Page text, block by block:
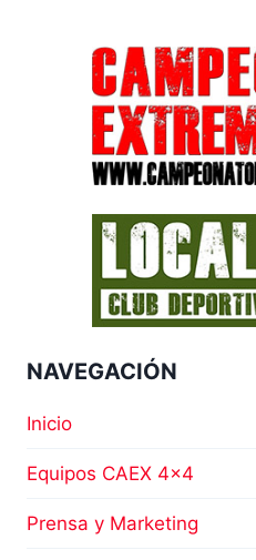
NAVEGACIÓN
Inicio
Equipos CAEX 4×4
Prensa y Marketing